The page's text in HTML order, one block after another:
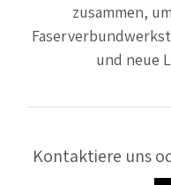
zusammen,
und neue
Kontaktiere uns